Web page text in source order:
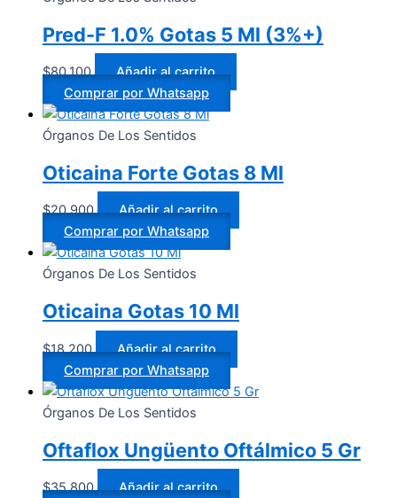
Pred-F 1.0% Gotas 5 Ml (3%+)
$80.100
Añadir al carrito
Comprar por Whatsapp
Órganos De Los Sentidos
Oticaina Forte Gotas 8 Ml
$20.900
Añadir al carrito
Comprar por Whatsapp
Órganos De Los Sentidos
Oticaina Gotas 10 Ml
$18.200
Añadir al carrito
Comprar por Whatsapp
Órganos De Los Sentidos
Oftaflox Ungüento Oftálmico 5 Gr
$35.800
Añadir al carrito